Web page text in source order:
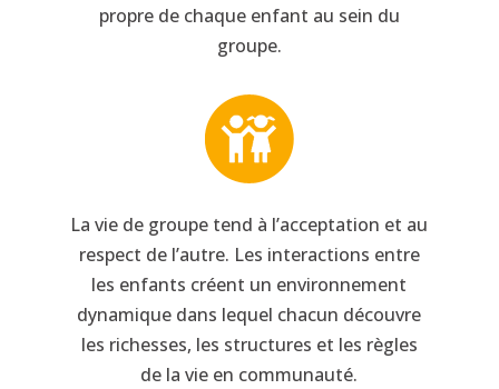
propre de chaque enfant au sein du
groupe.
La vie de groupe tend à l’acceptation et au
respect de l’autre. Les interactions entre
les enfants créent un environnement
dynamique dans lequel chacun découvre
les richesses, les structures et les règles
de la vie en communauté.